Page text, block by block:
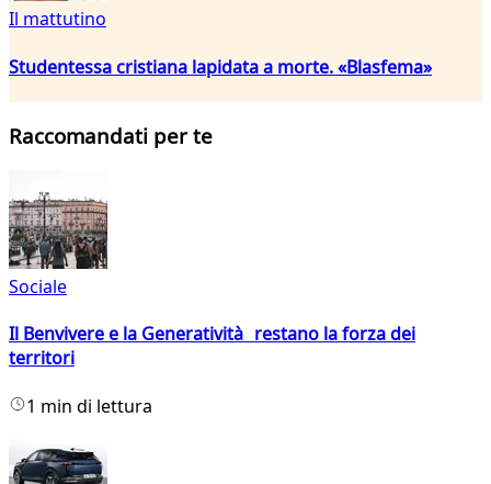
Il mattutino
Studentessa cristiana lapidata a morte. «Blasfema»
Raccomandati per te
Sociale
Il Benvivere e la Generatività restano la forza dei
territori
1 min di lettura